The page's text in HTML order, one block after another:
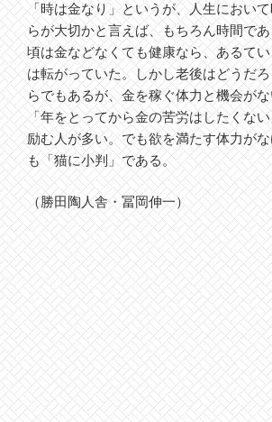
「時は金なり」というが、人生におい
らが大切かと言えば、もちろん時間で
頃は金などなくても健康なら、あるて
は転がっていた。しかし老後はどうだ
らでもあるが、金を稼ぐ体力と機会が
「年をとってから金の苦労はしたくな
励む人が多い。でも欲を満たす体力が
も「猫に小判」である。
（勝田陶人舎・冨岡伸一）